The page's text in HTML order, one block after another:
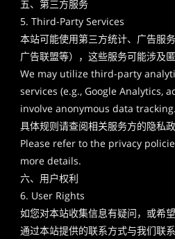
五、第三方服务
5. Third-Party Services
本站可能使用第三方统计、广告服
广告联盟等），这些服务可能涉及
We may utilize third-party
services (e.g., Google Analytics,
involve anonymous data tracking.
具体规则请查阅相关服务方的隐私政
Please refer to the privacy
more details.
六、用户权利
6. User Rights
如您对本站收集信息有疑问，或希
通过本站提供的联系方式与我们联系